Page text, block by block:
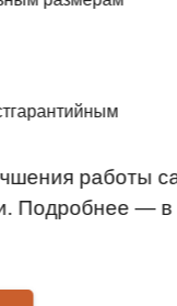
цвета и
к
Установка
работы
Подробнее — в